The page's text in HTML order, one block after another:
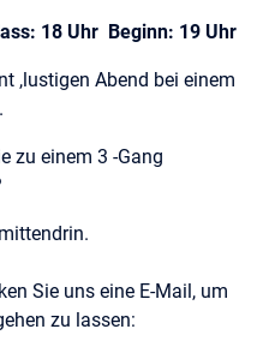
18 Uhr Beginn: 19 Uhr
,lustigen Abend bei einem
zu einem 3 -Gang
Sie uns eine E-Mail, um
zu lassen: